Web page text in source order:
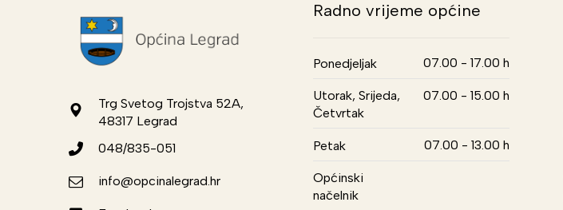
Trg Svetog Trojstva 52A,
48317 Legrad
048/835-051
info@opcinalegrad.hr
Radno vrijeme općine
Ponedjeljak 07.00 - 17.00 h
Utorak, Srijeda,
Četvrtak
07.00 - 15.00 h
Petak 07.00 - 13.00 h
Općinski
načelnik